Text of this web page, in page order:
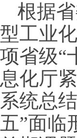
根据
型工业
项省级“
息化厅
系统总
五”面临